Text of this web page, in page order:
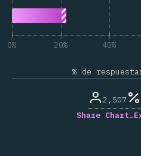
0% 20% 40%
% de
2,507
Share Chart…